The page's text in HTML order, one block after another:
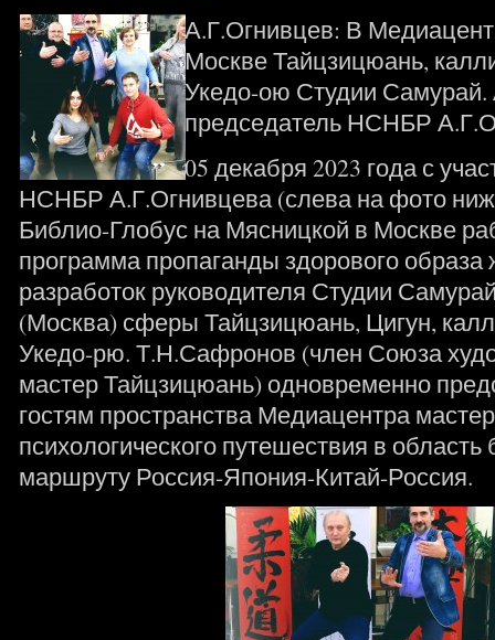
А.Г.Огнивцев: В
Москве Тайцзицюань,
Укедо-ою Студии
председатель НСНБР
05 декабря 2023 года с
НСНБР А.Г.Огнивцева (слева на фото
Библио-Глобус на Мясницкой в Москве
программа пропаганды здорового
разработок руководителя Студии
(Москва) сферы Тайцзицюань, Цигун,
Укедо-рю. Т.Н.Сафронов (член Союза
мастер Тайцзицюань) одновременно
гостям пространства Медиацентра
психологического путешествия в область
маршруту Россия-Япония-Китай-Россия.